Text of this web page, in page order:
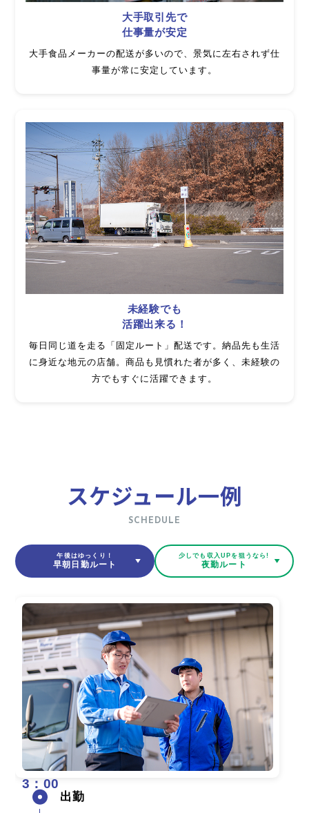
大手取引先で
仕事量が安定
大手食品メーカーの配送が多いので、景気に左右されず仕
事量が常に安定しています。
未経験でも
活躍出来る！
毎日同じ道を走る「固定ルート」配送です。納品先も生活
に身近な地元の店舗。商品も見慣れた者が多く、未経験の
方でもすぐに活躍できます。
スケジュール一例
SCHEDULE
午後はゆっくり！
早朝日勤ルート
少しでも収入UPを狙うなら!
夜勤ルート
3：00
出勤